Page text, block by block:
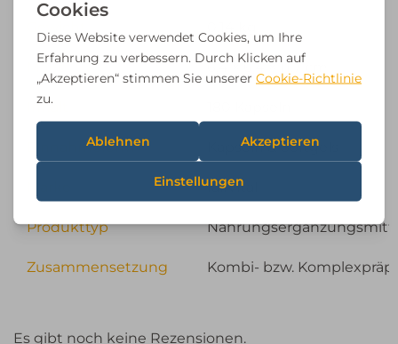
Maße 6,4 × 6,4 × 11,7 cm
Inhalt
Einnahmeform Kapseln & Softgels
fairvital
Produkttyp
Zusammensetzung Kombi- bzw.
Es gibt noch keine Rezensionen.